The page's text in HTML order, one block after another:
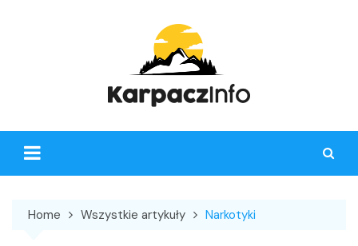
Home Wszystkie artykuły Narkotyki